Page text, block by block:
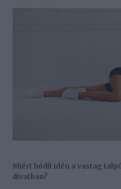
Miért hódít idén a vastag
divatban?